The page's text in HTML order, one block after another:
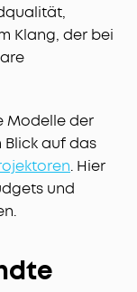
Klang, der bei
Modelle der
Blick auf das
. Hier
und